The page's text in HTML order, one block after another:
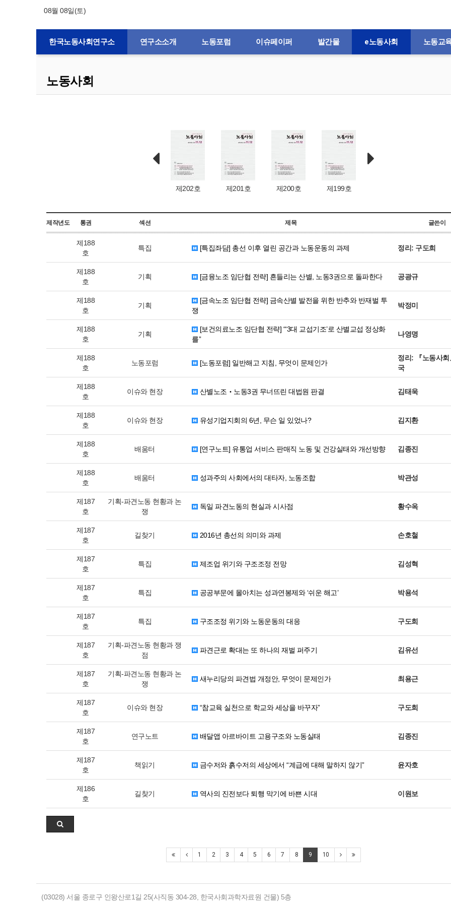
08월 08일(토)
한국노동사회연구소 연구소소개 노동포럼 이슈페이퍼 발간물 e노동사회 노동교
노동사회
제201호 제200호 제199호 제198호
제작년도 통권 섹션 제목 글쓴이
제188
호
특집 [특집좌담] 총선 이후 열린 공간과 노동운동의 과제 정리: 구도희
제188
호
기획 [금융노조 임단협 전략] 흔들리는 산별, 노동3권으로 돌파한다 공광규
제188
호
기획
[금속노조 임단협 전략] 금속산별 발전을 위한 반추와 반재벌 투
쟁
박정미
제188
호
기획
[보건의료노조 임단협 전략] “‘3대 교섭기조’로 산별교섭 정상화
를”
나영명
제188
호
노동포럼 [노동포럼] 일반해고 지침, 무엇이 문제인가
정리: 『노동사회
국
제188
호
이슈와 현장 산별노조‧노동3권 무너뜨린 대법원 판결 김태욱
제188
호
이슈와 현장 유성기업지회의 6년, 무슨 일 있었나? 김지환
제188
호
배움터 [연구노트] 유통업 서비스 판매직 노동 및 건강실태와 개선방향 김종진
제188
호
배움터 성과주의 사회에서의 대타자, 노동조합 박관성
제187
호
기획-파견노동 현황과 논
쟁
독일 파견노동의 현실과 시사점 황수옥
제187
호
길찾기 2016년 총선의 의미와 과제 손호철
제187
호
특집 제조업 위기와 구조조정 전망 김성혁
제187
호
특집 공공부문에 몰아치는 성과연봉제와 ‘쉬운 해고’ 박용석
제187
호
특집 구조조정 위기와 노동운동의 대응 구도희
제187
호
기획-파견노동 현황과 쟁
점
파견근로 확대는 또 하나의 재벌 퍼주기 김유선
제187
호
기획-파견노동 현황과 논
쟁
새누리당의 파견법 개정안, 무엇이 문제인가 최용근
제187
호
이슈와 현장 “참교육 실천으로 학교와 세상을 바꾸자” 구도희
제187
호
연구노트 배달앱 아르바이트 고용구조와 노동실태 김종진
제187
호
책읽기 금수저와 흙수저의 세상에서 “계급에 대해 말하지 않기” 윤자호
제186
호
길찾기 역사의 진전보다 퇴행 막기에 바쁜 시대 이원보
1 2 3 4 5 6 7 8 9 10
(03028) 서울 종로구 인왕산로1길 25(사직동 304-28, 한국사회과학자료원 건물) 5층